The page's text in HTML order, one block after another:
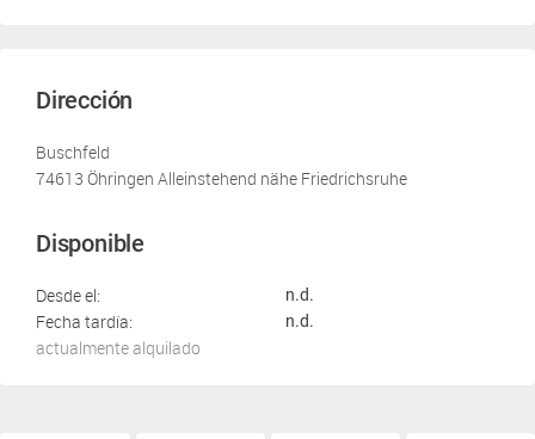
Dirección
Buschfeld
74613 Öhringen Alleinstehend nähe Friedrichsruhe
Disponible
Desde el: n.d.
Fecha tardía: n.d.
actualmente alquilado